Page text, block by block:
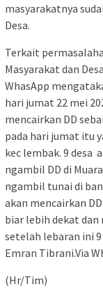
masyarakatnya
Desa.
Terkait
Masyarakat dan
WhasApp
hari jumat 22 mei
mencairkan DD
pada hari jumat itu
kec lembak. 9 desa
ngambil DD di
ngambil tunai di
akan mencairkan
biar lebih dekat dan
setelah lebaran ini
Emran Tibrani.Via
(Hr/Tim)